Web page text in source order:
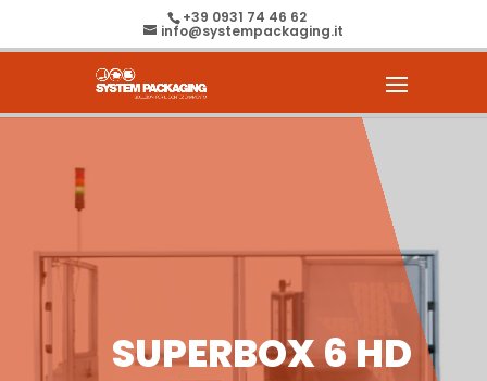
+39 0931 74 46 62
info@systempackaging.it
SUPERBOX 6 HD